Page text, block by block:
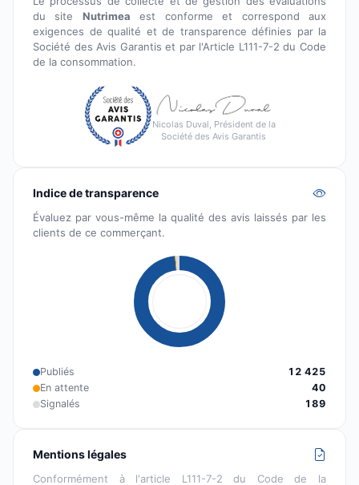
du site Nutrimea est conforme et correspond aux
exigences de qualité et de transparence définies par la
Société des Avis Garantis et par l'Article L111-7-2 du Code
de la consommation.
Nicolas Duval, Président de la
Société des Avis Garantis
Indice de transparence
Évaluez par vous-même la qualité des avis laissés par les
clients de ce commerçant.
Publiés
12 425
En attente
40
Signalés
189
Mentions légales
Conformément à l'article L111-7-2 du Code de la